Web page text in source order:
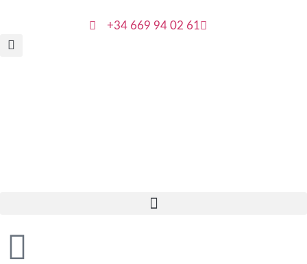
+34 669 94 02 61